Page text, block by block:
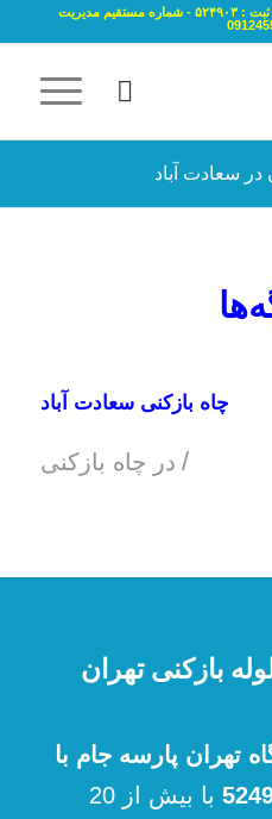
شرکت پگاه تهران پارسه جام با شماره ثبت : ۵۲۴۹۰۳ - شماره مستقیم مدیریت
سعادت آباد
چاه بازکنی سعادت آباد
/ در چاه بازکنی
بازکنی تهران
تهران پارسه جام با
با بیش از 20